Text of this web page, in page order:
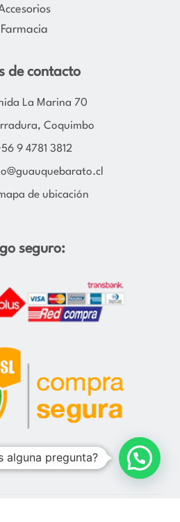
Farmacia
de contacto
La Marina 70
Coquimbo
9 4781 3812
de ubicación
seguro:
alguna pregunta?